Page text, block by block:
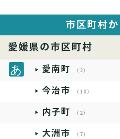
市区町村
愛媛県の市区町村
愛南町 （2）
今治市 （10）
内子町 （2）
大洲市 （7）